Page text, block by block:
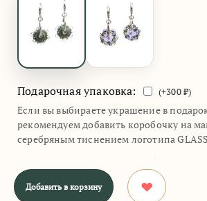
Подарочная упаковка: (+300₽)
Если вы выбираете украшение в
рекомендуем добавить коробочку на
серебряным тиснением логотипа
Добавить в корзину